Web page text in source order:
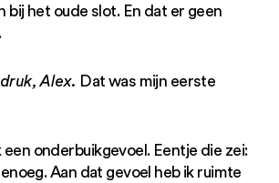
bij het oude slot. En dat er geen
Alex. Dat was mijn eerste
onderbuikgevoel. Eentje die zei:
Aan dat gevoel heb ik ruimte